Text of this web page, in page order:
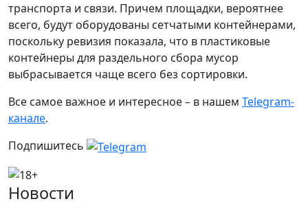
транспорта и связи. Причем площадки, вероятнее
всего, будут оборудованы сетчатыми контейнерами,
поскольку ревизия показала, что в пластиковые
контейнеры для раздельного сбора мусор
выбрасывается чаще всего без сортировки.
Все самое важное и интересное – в нашем Telegram-
канале.
Подпишитесь
Новости